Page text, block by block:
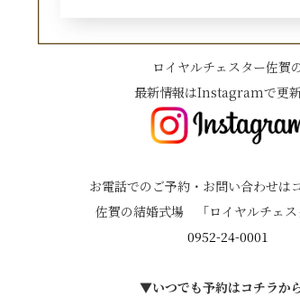
ロイヤルチェスター佐賀
最新情報はInstagramで更
お電話でのご予約・お問い合わせは
佐賀の結婚式場 「ロイヤルチェス
0952-24-0001
▼いつでも予約はコチラか